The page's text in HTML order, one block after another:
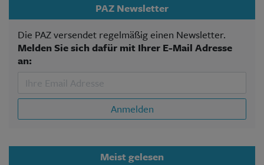
PAZ Newsletter
Die PAZ versendet regelmäßig einen Newsletter.
Melden Sie sich dafür mit Ihrer E-Mail Adresse
an:
Anmelden
Meist gelesen